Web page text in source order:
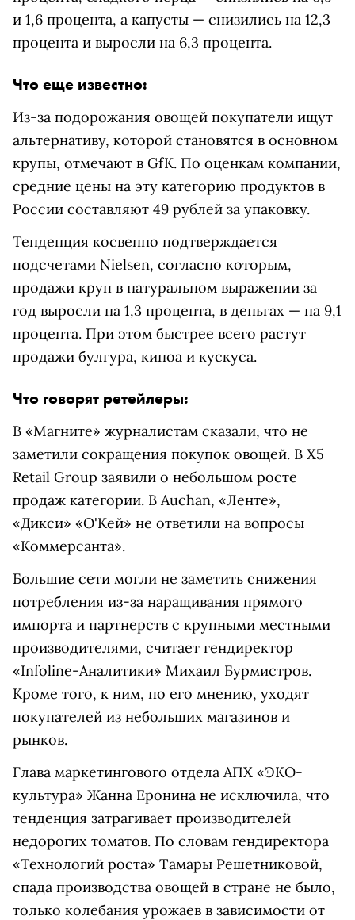
и 1,6 процента, а капусты — снизились на 12,3
процента и выросли на 6,3 процента.
Что еще известно:
Из-за подорожания овощей покупатели ищут
альтернативу, которой становятся в основном
крупы, отмечают в GfK. По оценкам компании,
средние цены на эту категорию продуктов в
России составляют 49 рублей за упаковку.
Тенденция косвенно подтверждается
подсчетами Nielsen, согласно которым,
продажи круп в натуральном выражении за
год выросли на 1,3 процента, в деньгах — на 9,1
процента. При этом быстрее всего растут
продажи булгура, киноа и кускуса.
Что говорят ретейлеры:
В «Магните» журналистам сказали, что не
заметили сокращения покупок овощей. В X5
Retail Group заявили о небольшом росте
продаж категории. В Auchan, «Ленте»,
«Дикси» «О'Кей» не ответили на вопросы
«Коммерсанта».
Большие сети могли не заметить снижения
потребления из-за наращивания прямого
импорта и партнерств с крупными местными
производителями, считает гендиректор
«Infoline-Аналитики» Михаил Бурмистров.
Кроме того, к ним, по его мнению, уходят
покупателей из небольших магазинов и
рынков.
Глава маркетингового отдела АПХ «ЭКО-
культура» Жанна Еронина не исключила, что
тенденция затрагивает производителей
недорогих томатов. По словам гендиректора
«Технологий роста» Тамары Решетниковой,
спада производства овощей в стране не было,
только колебания урожаев в зависимости от